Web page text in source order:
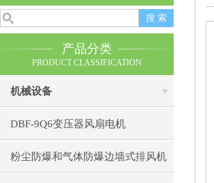
产品分类
PRODUCT CLASSIFICATION
机械设备
DBF-9Q6变压器风扇电机
粉尘防爆和气体防爆边墙式排风机